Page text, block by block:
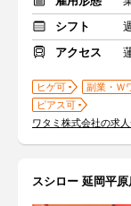
シフト
アクセス
ヒゲ可 副業・Ｗ
ピアス可
ワタミ株式会社の求
スシロー 延岡平原